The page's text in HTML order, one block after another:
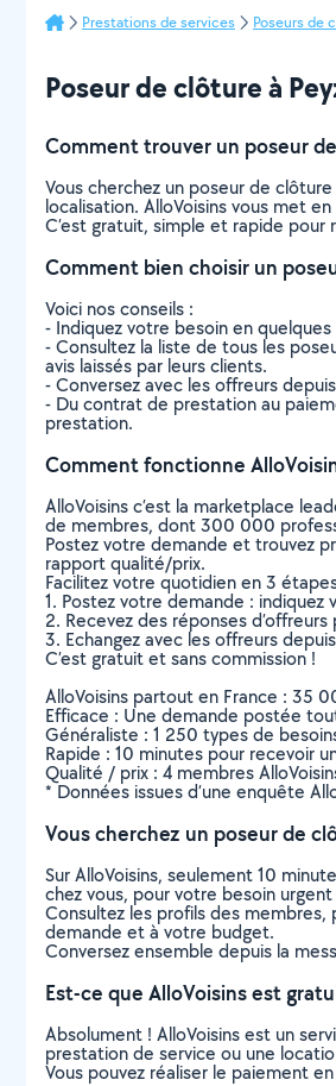
Prestations de services Poseurs de
Poseur de clôture à
Comment trouver un poseur
Vous cherchez un poseur de
localisation. AlloVoisins vous met
C’est gratuit, simple et rapide pour
Comment bien choisir un
Voici nos conseils :
- Indiquez votre besoin en
- Consultez la liste de tous les
avis laissés par leurs clients.
- Conversez avec les offreurs
- Du contrat de prestation au
prestation.
Comment fonctionne
AlloVoisins c’est la marketplace
de membres, dont 300 000
Postez votre demande et trouvez
rapport qualité/prix.
Facilitez votre quotidien en 3
1. Postez votre demande :
2. Recevez des réponses
3. Echangez avec les offreurs
C’est gratuit et sans commission !
AlloVoisins partout en France : 35
Efficace : Une demande postée
Généraliste : 1 250 types de
Rapide : 10 minutes pour recevoir
Qualité / prix : 4 membres
* Données issues d’une enquête
Vous cherchez un poseur de
Sur AlloVoisins, seulement 10
chez vous, pour votre besoin
Consultez les profils des
demande et à votre budget.
Conversez ensemble depuis la
Est-ce que AlloVoisins est
Absolument ! AlloVoisins est un
prestation de service ou une
Vous pouvez réaliser le paiement